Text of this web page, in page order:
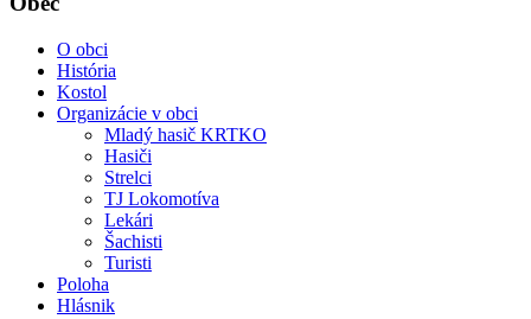
O obci
História
Kostol
Organizácie v obci
Mladý hasič KRTKO
Hasiči
Strelci
TJ Lokomotíva
Lekári
Šachisti
Turisti
Poloha
Hlásnik